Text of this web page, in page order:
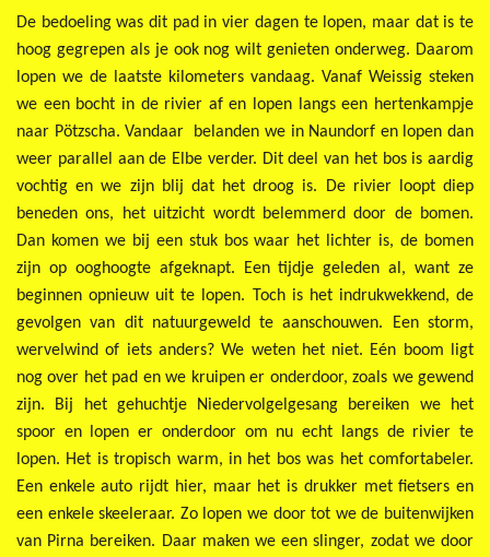
De bedoeling was dit pad in vier dagen te lopen, maar dat is te
hoog gegrepen als je ook nog wilt genieten onderweg. Daarom
lopen we de laatste kilometers vandaag. Vanaf Weissig steken
we een bocht in de rivier af en lopen langs een hertenkampje
naar Pötzscha. Vandaar belanden we in Naundorf en lopen dan
weer parallel aan de Elbe verder. Dit deel van het bos is aardig
vochtig en we zijn blij dat het droog is. De rivier loopt diep
beneden ons, het uitzicht wordt belemmerd door de bomen.
Dan komen we bij een stuk bos waar het lichter is, de bomen
zijn op ooghoogte afgeknapt. Een tijdje geleden al, want ze
beginnen opnieuw uit te lopen. Toch is het indrukwekkend, de
gevolgen van dit natuurgeweld te aanschouwen. Een storm,
wervelwind of iets anders? We weten het niet. Eén boom ligt
nog over het pad en we kruipen er onderdoor, zoals we gewend
zijn. Bij het gehuchtje Niedervolgelgesang bereiken we het
spoor en lopen er onderdoor om nu echt langs de rivier te
lopen. Het is tropisch warm, in het bos was het comfortabeler.
Een enkele auto rijdt hier, maar het is drukker met fietsers en
een enkele skeeleraar. Zo lopen we door tot we de buitenwijken
van Pirna bereiken. Daar maken we een slinger, zodat we door